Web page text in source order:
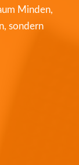
Minden,
sondern